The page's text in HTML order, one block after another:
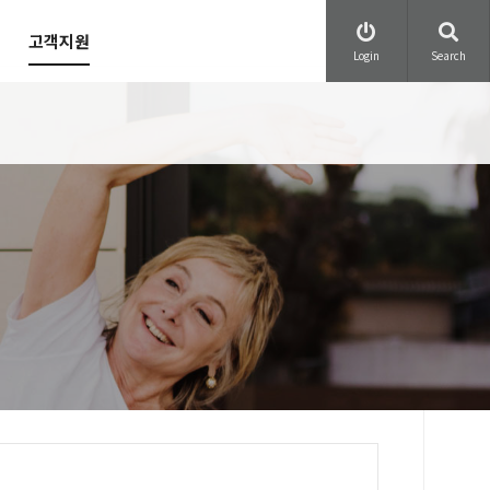
고객지원
Login Search